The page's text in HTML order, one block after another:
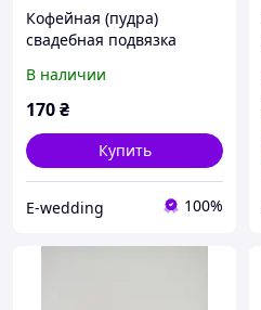
Кофейная (пудра)
свадебная подвязка
В наличии
170₴
Купить
E-wedding 100%